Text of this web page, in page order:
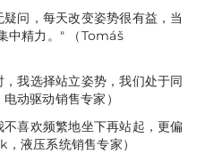
问，每天改变姿势很有益，当
中精力。" （Tomáš
我选择站立姿势，我们处于同
动驱动销售专家）
喜欢频繁地坐下再站起，更偏
液压系统销售专家）